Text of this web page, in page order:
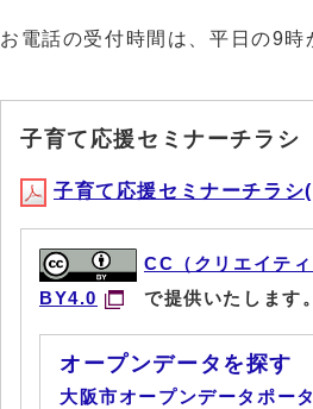
お電話の受付時間は、平日の9
子育て応援セミナーチラシ
子育て応援セミナーチラ
CC（クリエイテ
BY4.0
で提供いたします。
オープンデータを探す
大阪市オープンデータポー